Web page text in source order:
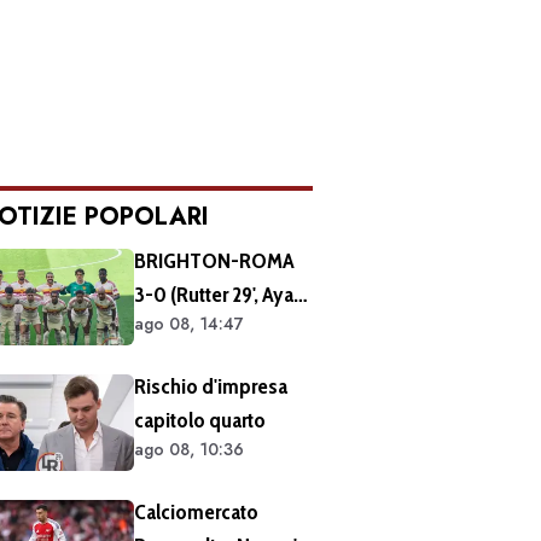
POPOLARI
BRIGHTON-ROMA
3-0 (Rutter 29', Ayari
40' 49'): ko netto
del tour britannico
(FOTO e VIDEO)
ago 08, 14:47
Rischio d'impresa
capitolo quarto
ago 08, 10:36
Calciomercato